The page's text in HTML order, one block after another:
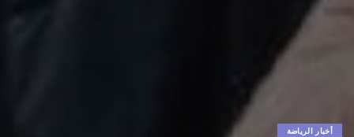
أخبار الرياضة